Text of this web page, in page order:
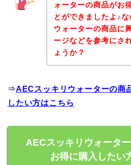
ォーターの商品がお
とができましたよ♪
ウォーターの商品に
ージなどを参考にさ
ょうか？
⇒AECスッキリウォーターの商
したい方はこちら
AECスッキリウォータ
お得に購入したい